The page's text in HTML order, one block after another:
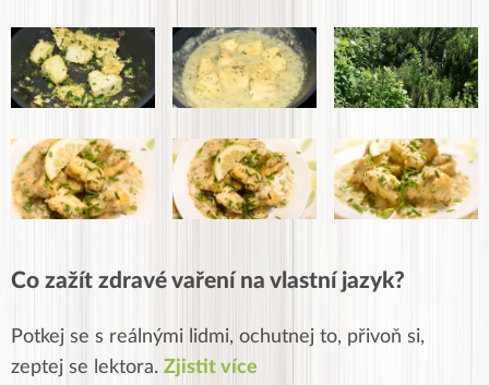
Co zažít zdravé vaření na vlastní jazyk?
Potkej se s reálnými lidmi, ochutnej to, přivoň si,
zeptej se lektora. Zjistit více